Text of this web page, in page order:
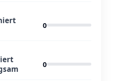
0
0